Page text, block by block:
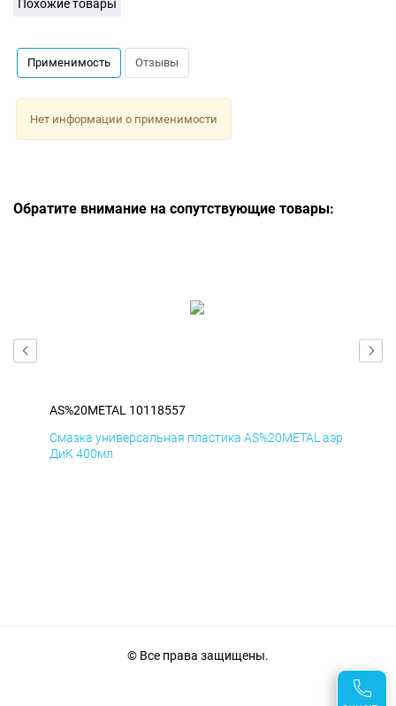
Похожие товары
Применимость Отзывы
Нет информации о применимости
Обратите внимание на сопутствующие товары:
AS%20METAL 10118557
Смазка универсальная пластика AS%20METAL аэр
ДиК 400мл
© Все права защищены.